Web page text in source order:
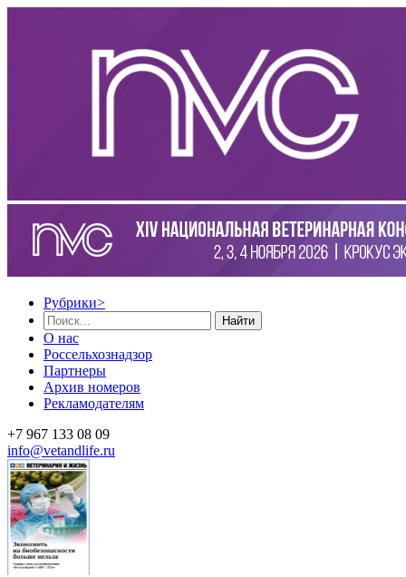
Рубрики>
Найти
О нас
Россельхознадзор
Партнеры
Архив номеров
Рекламодателям
+7 967 133 08 09
info@vetandlife.ru